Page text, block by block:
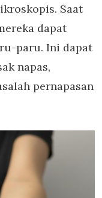
Saat
dapat
paru. Ini dapat
napas,
pernapasan